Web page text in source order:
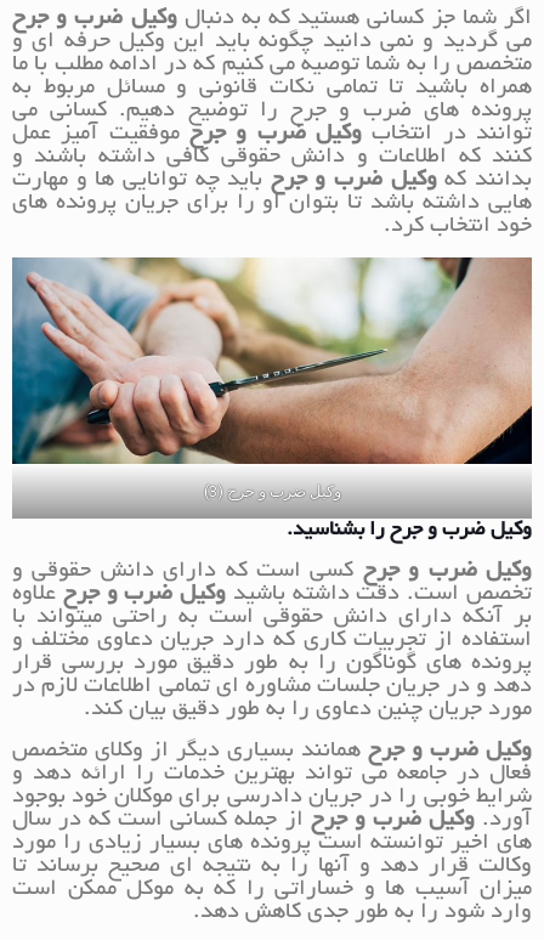
اگر شما جز کسانی هستید که به دنبالوکیل ضرب و جرح
می گردید و نمی دانید چگونه باید این وکیل حرفه ای و
متخصص را به شما توصیه می کنیم که در ادامه مطلب با ما
همراه باشید تا تمامی نکات قانونی و مسائل مربوط به
پرونده های ضرب و جرح را توضیح دهیم. کسانی می
توانند در انتخاب وکیل ضرب و جرح موفقیت آمیز عمل
کنند که اطلاعات و دانش حقوقی کافی داشته باشند و
بدانند کهوکیل ضرب و جرح باید چه توانایی ها و مهارت
هایی داشته باشد تا بتوان او را برای جریان پرونده های
خود انتخاب کرد.
وکیل ضرب و جرح (3)
وکیل ضرب و جرح را بشناسید.
وکیل ضرب و جرح کسی است که دارای دانش حقوقی و
تخصص است. دقت داشته باشید وکیل ضرب و جرح علاوه
بر آنکه دارای دانش حقوقی است به راحتی میتواند با
استفاده از تجربیات کاری که دارد جریان دعاوی مختلف و
پرونده های گوناگون را به طور دقیق مورد بررسی قرار
دهد و در جریان جلسات مشاوره ای تمامی اطلاعات لازم در
مورد جریان چنین دعاوی را به طور دقیق بیان کند.
وکیل ضرب و جرح همانند بسیاری دیگر از وکلای متخصص
فعال در جامعه می تواند بهترین خدمات را ارائه دهد و
شرایط خوبی را در جریان دادرسی برای موکلان خود بوجود
آورد.وکیل ضرب و جرح از جمله کسانی است که در سال
های اخیر توانسته است پرونده های بسیار زیادی را مورد
وکالت قرار دهد و آنها را به نتیجه ای صحیح برساند تا
میزان آسیب ها و خساراتی را که به موکل ممکن است
وارد شود را به طور جدی کاهش دهد.